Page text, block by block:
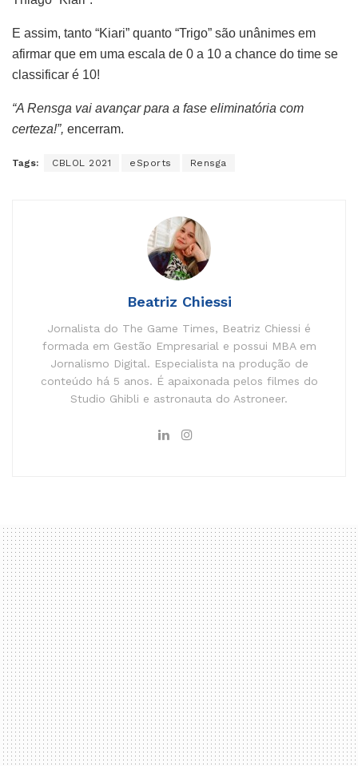
E assim, tanto “Kiari” quanto “Trigo” são unânimes em
afirmar que em uma escala de 0 a 10 a chance do time se
classificar é 10!
“A Rensga vai avançar para a fase eliminatória com
certeza!”, encerram.
Tags: CBLOL 2021 eSports Rensga
Beatriz Chiessi
Jornalista do The Game Times, Beatriz Chiessi é
formada em Gestão Empresarial e possui MBA em
Jornalismo Digital. Especialista na produção de
conteúdo há 5 anos. É apaixonada pelos filmes do
Studio Ghibli e astronauta do Astroneer.